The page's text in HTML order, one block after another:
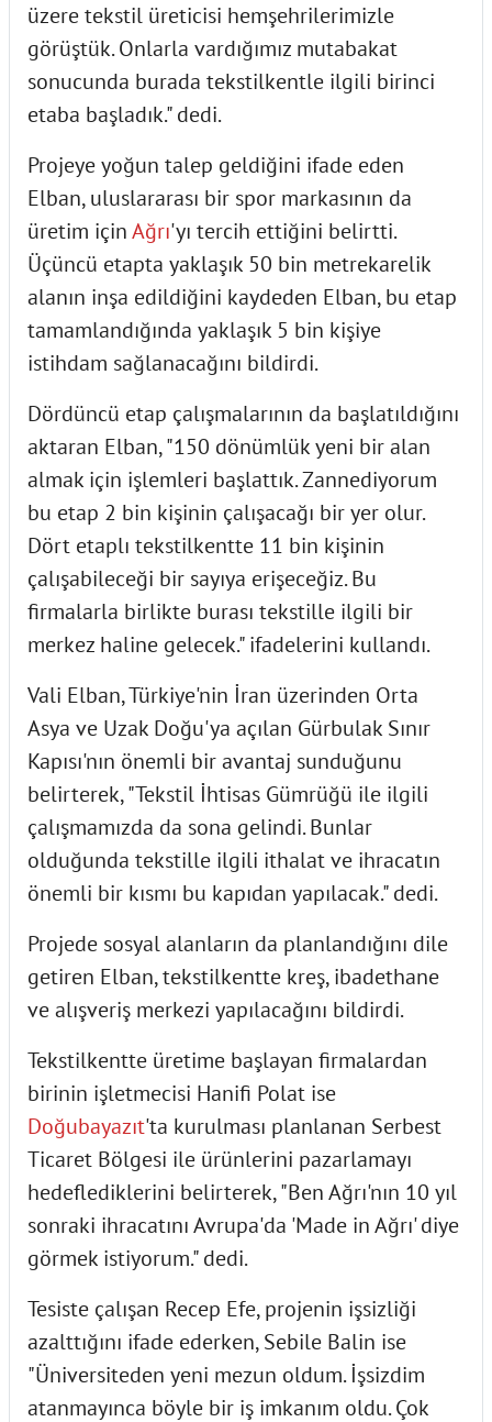
üzere tekstil üreticisi hemşehrilerimizle
görüştük. Onlarla vardığımız mutabakat
sonucunda burada tekstilkentle ilgili birinci
etaba başladık." dedi.
Projeye yoğun talep geldiğini ifade eden
Elban, uluslararası bir spor markasının da
üretim içinAğrı'yı tercih ettiğini belirtti.
Üçüncü etapta yaklaşık 50 bin metrekarelik
alanın inşa edildiğini kaydeden Elban, bu etap
tamamlandığında yaklaşık 5 bin kişiye
istihdam sağlanacağını bildirdi.
Dördüncü etap çalışmalarının da başlatıldığını
aktaran Elban, "150 dönümlük yeni bir alan
almak için işlemleri başlattık. Zannediyorum
bu etap 2 bin kişinin çalışacağı bir yer olur.
Dört etaplı tekstilkentte 11 bin kişinin
çalışabileceği bir sayıya erişeceğiz. Bu
firmalarla birlikte burası tekstille ilgili bir
merkez haline gelecek." ifadelerini kullandı.
Vali Elban, Türkiye'nin İran üzerinden Orta
Asya ve Uzak Doğu'ya açılan Gürbulak Sınır
Kapısı'nın önemli bir avantaj sunduğunu
belirterek, "Tekstil İhtisas Gümrüğü ile ilgili
çalışmamızda da sona gelindi. Bunlar
olduğunda tekstille ilgili ithalat ve ihracatın
önemli bir kısmı bu kapıdan yapılacak." dedi.
Projede sosyal alanların da planlandığını dile
getiren Elban, tekstilkentte kreş, ibadethane
ve alışveriş merkezi yapılacağını bildirdi.
Tekstilkentte üretime başlayan firmalardan
birinin işletmecisi Hanifi Polat ise
Doğubayazıt'ta kurulması planlanan Serbest
Ticaret Bölgesi ile ürünlerini pazarlamayı
hedeflediklerini belirterek, "Ben Ağrı'nın 10 yıl
sonraki ihracatını Avrupa'da 'Made in Ağrı' diye
görmek istiyorum." dedi.
Tesiste çalışan Recep Efe, projenin işsizliği
azalttığını ifade ederken, Sebile Balin ise
"Üniversiteden yeni mezun oldum. İşsizdim
atanmayınca böyle bir iş imkanım oldu. Çok